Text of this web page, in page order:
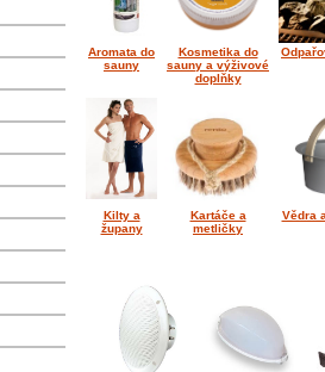
Aromata do
sauny
Kosmetika do
sauny a výživové
doplňky
Kilty a
župany
Kartáče a
metličky
Vědra